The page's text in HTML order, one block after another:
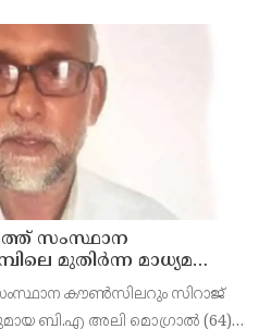
സംസ്ഥാന
മുതിർന്ന മാധ്യമ
അലി മൊഗ്രാൽ
കൗൺസിലറും സിറാജ്
ബി.എ അലി മൊഗ്രാൽ (64)